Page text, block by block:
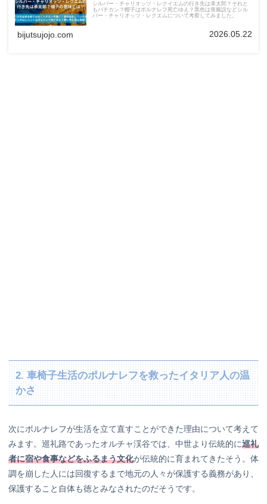
シルバー・チャリオッツ・レクイエムの行き先は承太郎？それと
もバチカン？帽子はポルナレフ死亡ゆえ？黒色は喪服説などシル
バー・チャリオッツ・レクエムについて考察してみました。
bijutsujojo.com 2026.05.22
2. 車椅子生活のポルナレフを救ったイタリア人の温
かさ
次にポルナレフが生活を立て直すことができた理由について考えて
みます。巡礼路であったオルチャ渓谷では、中世より伝統的に巡礼
者に宿や食事などをふるまう文化が伝統的に育まれてきたそう。体
調を崩した人には回復するまで地元の人々が保護する義務があり、
保護すること自体も徳とみなされたのだそうです。